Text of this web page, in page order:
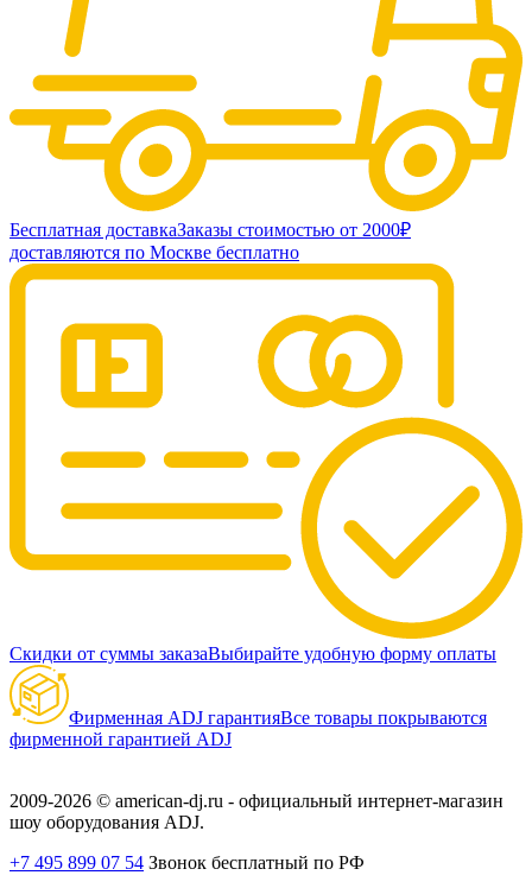
Бесплатная доставкаЗаказы стоимостью от 2000₽
доставляются по Москве бесплатно
Скидки от суммы заказаВыбирайте удобную форму оплаты
Фирменная ADJ гарантияВсе товары покрываются
фирменной гарантией ADJ
2009-2026 © american-dj.ru - официальный интернет-магазин
шоу оборудования ADJ.
+7 495 899 07 54 Звонок бесплатный по РФ